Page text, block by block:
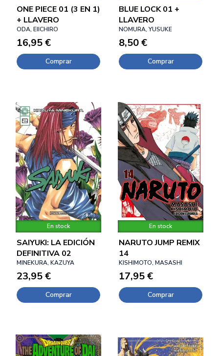
ONE PIECE 01 (3 EN 1)
+ LLAVERO
ODA, EIICHIRO
16,95 €
Comprar
BLUE LOCK 01 +
LLAVERO
NOMURA, YUSUKE
8,50 €
Comprar
En stock
SAIYUKI: LA EDICIÓN
DEFINITIVA 02
MINEKURA, KAZUYA
23,95 €
Comprar
En stock
NARUTO JUMP REMIX
14
KISHIMOTO, MASASHI
17,95 €
Comprar